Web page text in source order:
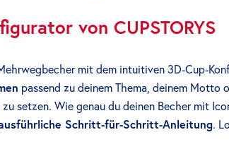
von CUPSTORYS
mit dem intuitiven 3D-Cup-
passend zu deinem Thema, deinem
zu setzen. Wie genau du deinen Becher mit
Schritt-für-Schritt-Anleitung.